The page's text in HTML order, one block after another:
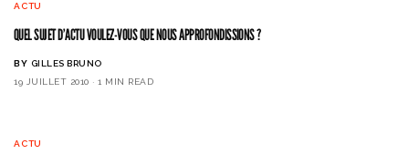
ACTU
QUEL SUJET D’ACTU VOULEZ-VOUS QUE NOUS APPROFONDISSIONS ?
BY GILLES BRUNO
19 JUILLET 2010
1 MIN READ
ACTU